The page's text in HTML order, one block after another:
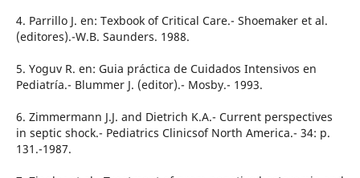
4. Parrillo J. en: Texbook of Critical Care.- Shoemaker et al.
(editores).-W.B. Saunders. 1988.
5. Yoguv R. en: Guia práctica de Cuidados Intensivos en
Pediatría.- Blummer J. (editor).- Mosby.- 1993.
6. Zimmermann J.J. and Dietrich K.A.- Current perspectives
in septic shock.- Pediatrics Clinicsof North America.- 34: p.
131.-1987.